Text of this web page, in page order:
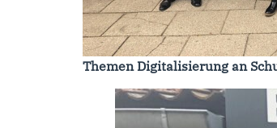
Themen Digitalisierung an